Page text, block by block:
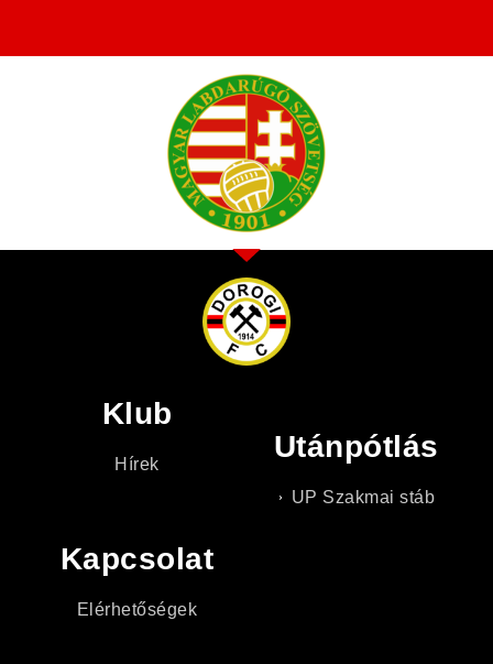
Klub
Hírek
Utánpótlás
UP Szakmai stáb
Kapcsolat
Elérhetőségek